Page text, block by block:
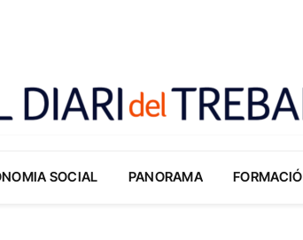
SOCIAL PANORAMA FORMACIÓ